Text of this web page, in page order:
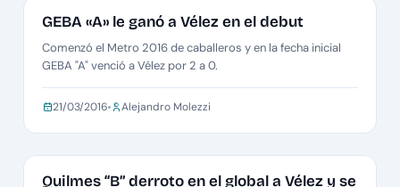
METRO CABALLEROS A
GEBA «A» le ganó a Vélez en el debut
Comenzó el Metro 2016 de caballeros y en la fecha inicial
GEBA "A" venció a Vélez por 2 a 0.
21/03/2016 Alejandro Molezzi
PLAYOFF CABALLEROS B
Quilmes “B” derroto en el global a Vélez y se